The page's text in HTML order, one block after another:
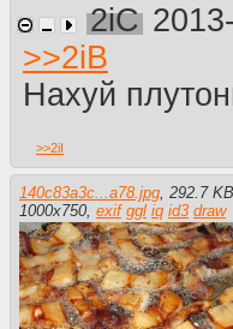
2iC
>>2iB
Нахуй
>>2iI
140c83a3c...a78.jpg 292.7 KB
1000x750 exif ggl iq id3 draw